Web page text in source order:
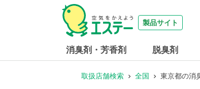
製品サイト
消臭剤・芳香剤 脱臭剤
取扱店舗検索 全国 東京都の消